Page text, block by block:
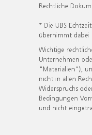
Rechtliche
* Die UBS
übernimmt dabei
Wichtige
Unternehmen
"Materialien"),
nicht in allen
Widerspruchs
Bedingungen
und nicht